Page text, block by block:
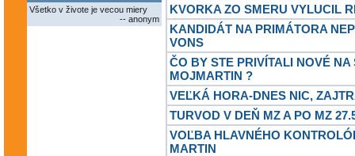
Všetko v živote je vecou miery
-- anonym
KVORKA ZO SMERU VYLUCIL
KANDIDÁT NA PRIMÁTORA
VONS
ČO BY STE PRIVÍTALI NOVÉ NA
MOJMARTIN ?
VEĽKÁ HORA-DNES NIC,
TURVOD V DEŇ MZ A PO MZ
VOĽBA HLAVNÉHO
MARTIN